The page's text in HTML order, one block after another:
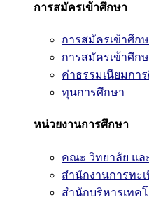
การสมัครเข้าศึกษา
การสมัครเข้าศึ
การสมัครเข้าศึ
ค่าธรรมเนียมกา
ทุนการศึกษา
หน่วยงานการศึกษา
คณะ วิทยาลัย แล
สำนักงานการทะ
สำนักบริหารเทค